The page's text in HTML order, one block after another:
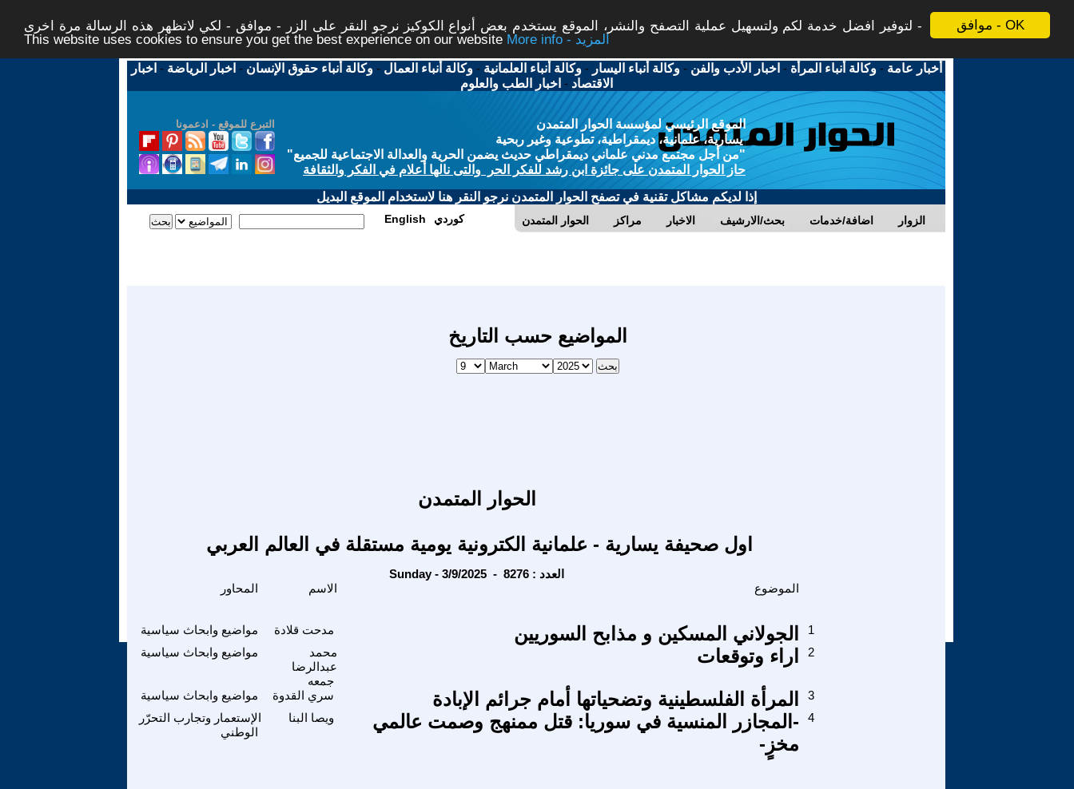
موافق - OK
لتوفير افضل خدمة لكم ولتسهيل عملية التصفح والنشر، الموقع يستخدم بعض أنواع الكوكيز نرجو النقر على الزر - موافق - لكي لاتظهر هذه الرسالة مرة اخرى -
This website uses cookies to ensure you get the best experience on our website
More info - المزيد
أخبار عامة -وكالة أنباء المرأة - اخبار الأدب والفن -وكالة أنباء اليسار -وكالة أنباء العلمانية -وكالة أنباء العمال -وكالة أنباء حقوق الإنسان - اخبار الرياضة - اخبار
الاقتصاد - اخبار الطب والعلوم
التبرع للموقع - ادعمونا
الموقع الرئيسي لمؤسسة الحوار المتمدن
يسارية، علمانية، ديمقراطية، تطوعية وغير ربحية
"من أجل مجتمع مدني علماني ديمقراطي حديث يضمن الحرية والعدالة الاجتماعية للجميع"
حاز الحوار المتمدن على جائزة ابن رشد للفكر الحر والتى نالها أعلام في الفكر والثقافة
إذا لديكم مشاكل تقنية في تصفح الحوار المتمدن نرجو النقر هنا لاستخدام الموقع البديل
الحوار المتمدن مراكز الاخبار بحث/الارشيف اضافة/خدمات الزوار English كوردي
المواضيع حسب التاريخ
الحوار المتمدن
اول صحيفة يسارية - علمانية الكترونية يومية مستقلة في العالم العربي
Sunday - 3/9/2025 - العدد : 8276
الاسم الموضوع
مواضيع وابحاث سياسية مدحت قلادة الجولاني المسكين و مذابح السوريين
1
مواضيع وابحاث سياسية
محمد
عبدالرضا
جمعه
اراء وتوقعات 2
مواضيع وابحاث سياسية سري القدوة المرأة الفلسطينية وتضحياتها أمام جرائم الإبادة
3
الإستعمار وتجارب التحرّر
الوطني
ويصا البنا
-المجازر المنسية في سوريا: قتل ممنهج وصمت عالمي
مخزٍ-
4